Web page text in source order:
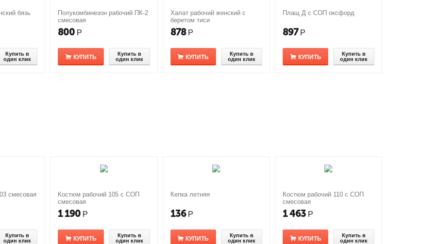
бязь
Купить в
один клик
Полукомбинезон рабочий ПК-2
смесовая
800 Р
КУПИТЬ
Купить в
один клик
Халат рабочий женский с
беретом тиси
878 Р
КУПИТЬ
Купить в
один клик
Плащ Д с СОП оксфорд
897 Р
КУПИТЬ
Купить в
один клик
смесовая
Купить в
один клик
Костюм рабочий 105 с СОП
смесовая
1 190 Р
КУПИТЬ
Купить в
один клик
Кепка летняя
136 Р
КУПИТЬ
Купить в
один клик
Костюм рабочий 110 с СОП
смесовая
1 463 Р
КУПИТЬ
Купить в
один клик